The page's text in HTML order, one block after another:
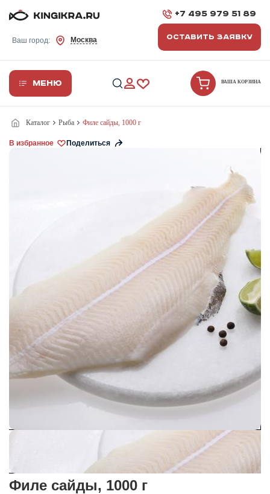
Ваш город: Москва
+7 495 979 51 89
ОСТАВИТЬ ЗАЯВКУ
Меню ВАША КОРЗИНА
Каталог Рыба Филе сайды, 1000 г
В избранное
Филе сайды, 1000 г